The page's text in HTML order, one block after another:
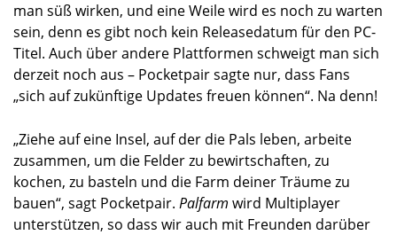
man süß wirken, und eine Weile wird es noch zu warten
sein, denn es gibt noch kein Releasedatum für den PC-
Titel. Auch über andere Plattformen schweigt man sich
derzeit noch aus – Pocketpair sagte nur, dass Fans
„sich auf zukünftige Updates freuen können“. Na denn!
„Ziehe auf eine Insel, auf der die Pals leben, arbeite
zusammen, um die Felder zu bewirtschaften, zu
kochen, zu basteln und die Farm deiner Träume zu
bauen“, sagt Pocketpair. Palfarm wird Multiplayer
unterstützen, so dass wir auch mit Freunden darüber